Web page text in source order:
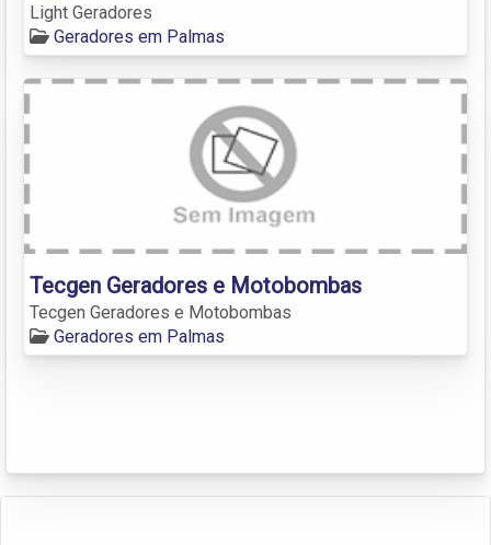
Light Geradores
Geradores em Palmas
Tecgen Geradores e Motobombas
Tecgen Geradores e Motobombas
Geradores em Palmas